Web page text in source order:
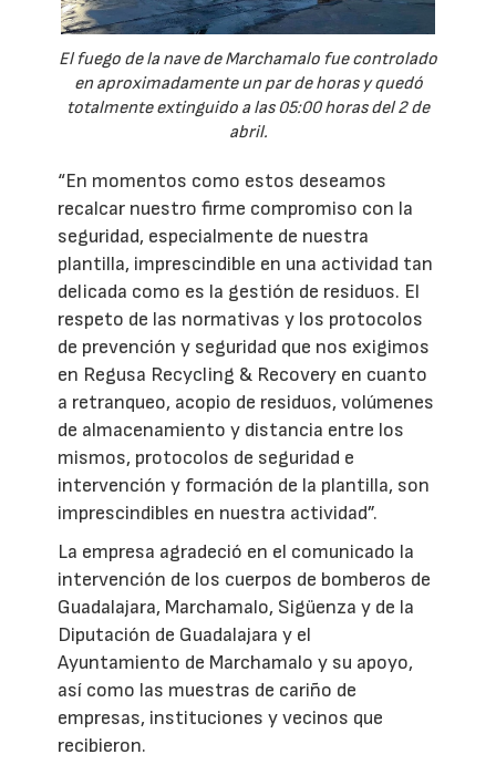
El fuego de la nave de Marchamalo fue controlado
en aproximadamente un par de horas y quedó
totalmente extinguido a las 05:00 horas del 2 de
abril.
“En momentos como estos deseamos
recalcar nuestro firme compromiso con la
seguridad, especialmente de nuestra
plantilla, imprescindible en una actividad tan
delicada como es la gestión de residuos. El
respeto de las normativas y los protocolos
de prevención y seguridad que nos exigimos
en Regusa Recycling & Recovery en cuanto
a retranqueo, acopio de residuos, volúmenes
de almacenamiento y distancia entre los
mismos, protocolos de seguridad e
intervención y formación de la plantilla, son
imprescindibles en nuestra actividad”.
La empresa agradeció en el comunicado la
intervención de los cuerpos de bomberos de
Guadalajara, Marchamalo, Sigüenza y de la
Diputación de Guadalajara y el
Ayuntamiento de Marchamalo y su apoyo,
así como las muestras de cariño de
empresas, instituciones y vecinos que
recibieron.